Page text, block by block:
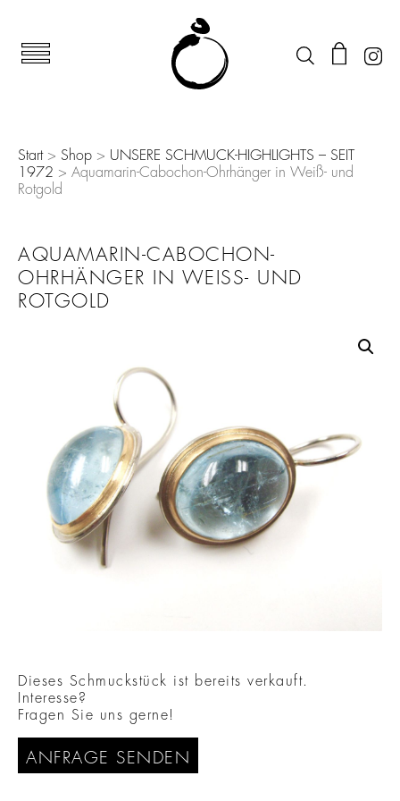
Start> Shop > UNSERE SCHMUCK-HIGHLIGHTS – SEIT
1972 > Aquamarin-Cabochon-Ohrhänger in Weiß- und
Rotgold
AQUAMARIN-CABOCHON-
OHRHÄNGER IN WEISS- UND R
OTGOLD
Dieses Schmuckstück ist bereits verkauft.
Interesse?
Fragen Sie uns gerne!
ANFRAGE SENDEN